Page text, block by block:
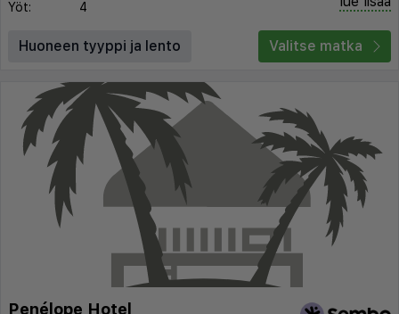
Yöt:
4
Huoneen tyyppi ja lento Valitse matka
Penélope Hotel